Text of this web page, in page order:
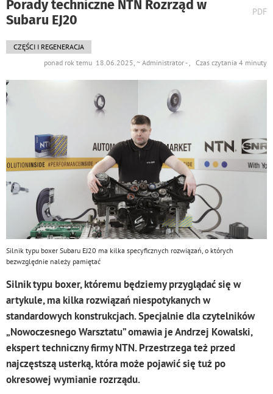
Porady techniczne NTN Rozrząd w
Subaru EJ20
PDF
CZĘŚCI I REGENERACJA
ponad rok temu 18.06.2025, ~ Administrator - , Czas czytania 4 minuty
Silnik typu boxer Subaru EJ20 ma kilka specyficznych rozwiązań, o których
bezwzględnie należy pamiętać
Silnik typu boxer, któremu będziemy przyglądać się w
artykule, ma kilka rozwiązań niespotykanych w
standardowych konstrukcjach. Specjalnie dla czytelników
„Nowoczesnego Warsztatu” omawia je Andrzej Kowalski,
ekspert techniczny firmy NTN. Przestrzega też przed
najczęstszą usterką, która może pojawić się tuż po
okresowej wymianie rozrządu.